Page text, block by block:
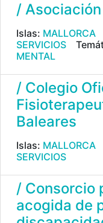
/
Islas: MALLORCA
SERVICIOS
MENTAL
/ Colegio
Baleares
Islas: MALLORCA
SERVICIOS
/ Consorcio
acogida de